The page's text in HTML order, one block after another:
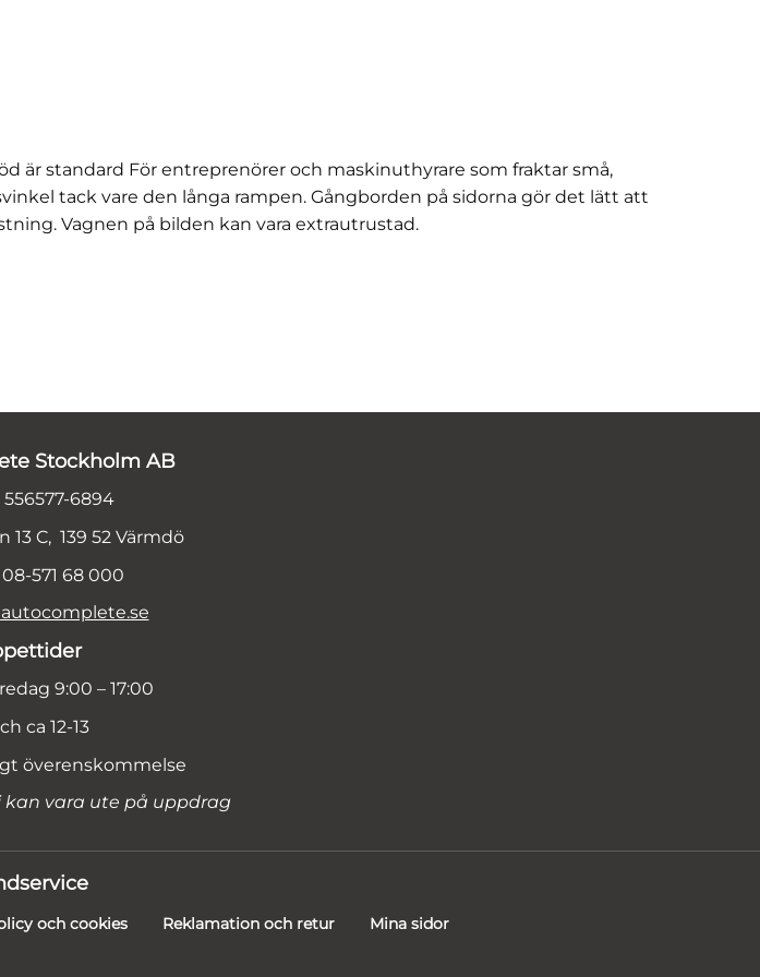
är standard För entreprenörer och maskinuthyrare som fraktar små,
tack vare den långa rampen. Gångborden på sidorna gör det lätt att
Vagnen på bilden kan vara extrautrustad.
Stockholm AB
6894
13 C, 139 52 Värmdö
571 68 000
9:00 – 17:00
ca 12-13
överenskommelse
kan vara ute på uppdrag
och cookies Reklamation och retur Mina sidor